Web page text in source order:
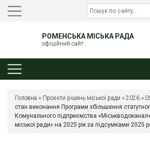
РОМЕНСЬКА МІСЬКА РАДА
офіційний сайт
Головна » Проєкти рішень міської ради » 2026 »
стан виконання Програми збільшення
Комунального підприємства
міської ради» на 2025 рік за підсумками 2025